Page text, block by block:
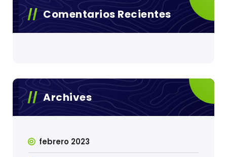
Comentarios Recientes
Archives
febrero 2023